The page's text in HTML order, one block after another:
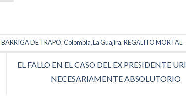
BARRIGA DE TRAPO,Colombia,La Guajira,REGALITO MORTAL.
EL FALLO EN EL CASO DEL EX PRESIDENTE
NECESARIAMENTE ABSOLUTORIO